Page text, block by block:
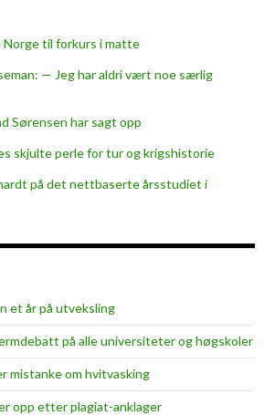
n
e
k
o
n
p
v
v
e
r
g
Norge til forkurs i matte
— Jeg har aldri vært noe særlig
Sørensen har sagt opp
skjulte perle for tur og krigshistorie
på det nettbaserte årsstudiet i
et år på utveksling
på alle universiteter og høgskoler
mistanke om hvitvasking
opp etter plagiat-anklager